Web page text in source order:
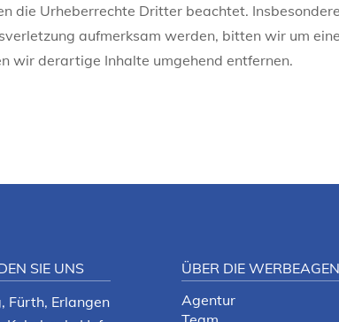
die Urheberrechte Dritter beachtet.
aufmerksam werden, bitten wir um
wir derartige Inhalte umgehend entfernen.
SIE UNS
Fürth, Erlangen
ÜBER DIE
Agentur